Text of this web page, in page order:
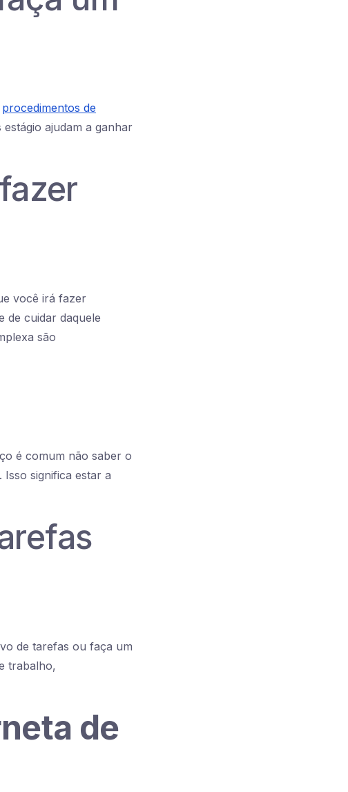
procedimentos de
ajudam a ganhar
você irá fazer
de cuidar daquele
são
é comum não saber o
Isso significa estar a
de tarefas ou faça um
trabalho,
de